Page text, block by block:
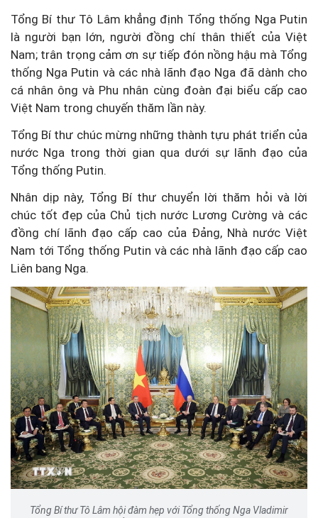
Tổng Bí thư Tô Lâm khẳng định Tổng thống Nga Putin
là người bạn lớn, người đồng chí thân thiết của Việt
Nam; trân trọng cảm ơn sự tiếp đón nồng hậu mà Tổng
thống Nga Putin và các nhà lãnh đạo Nga đã dành cho
cá nhân ông và Phu nhân cùng đoàn đại biểu cấp cao
Việt Nam trong chuyến thăm lần này.
Tổng Bí thư chúc mừng những thành tựu phát triển của
nước Nga trong thời gian qua dưới sự lãnh đạo của
Tổng thống Putin.
Nhân dịp này, Tổng Bí thư chuyển lời thăm hỏi và lời
chúc tốt đẹp của Chủ tịch nước Lương Cường và các
đồng chí lãnh đạo cấp cao của Đảng, Nhà nước Việt
Nam tới Tổng thống Putin và các nhà lãnh đạo cấp cao
Liên bang Nga.
Tổng Bí thư Tô Lâm hội đàm hẹp với Tổng thống Nga Vladimir